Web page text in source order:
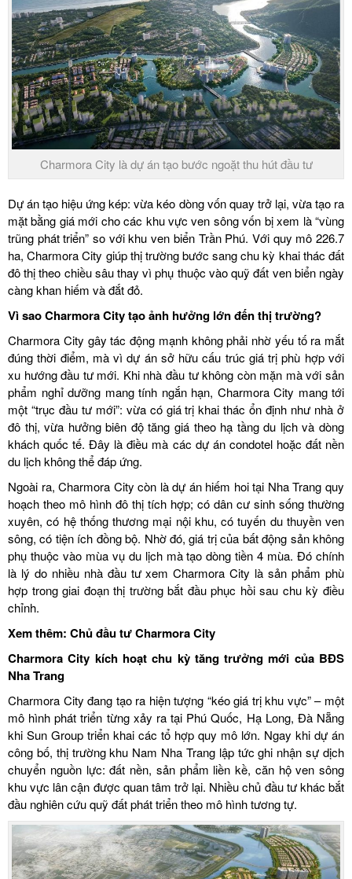
Charmora City là dự án tạo bước ngoặt thu hút đầu tư
Dự án tạo hiệu ứng kép: vừa kéo dòng vốn quay trở lại, vừa tạo ra
mặt bằng giá mới cho các khu vực ven sông vốn bị xem là “vùng
trũng phát triển” so với khu ven biển Trần Phú. Với quy mô 226.7
ha, Charmora City giúp thị trường bước sang chu kỳ khai thác đất
đô thị theo chiều sâu thay vì phụ thuộc vào quỹ đất ven biển ngày
càng khan hiếm và đắt đỏ.
Vì sao Charmora City tạo ảnh hưởng lớn đến thị trường?
Charmora City gây tác động mạnh không phải nhờ yếu tố ra mắt
đúng thời điểm, mà vì dự án sở hữu cấu trúc giá trị phù hợp với
xu hướng đầu tư mới. Khi nhà đầu tư không còn mặn mà với sản
phẩm nghỉ dưỡng mang tính ngắn hạn, Charmora City mang tới
một “trục đầu tư mới”: vừa có giá trị khai thác ổn định như nhà ở
đô thị, vừa hưởng biên độ tăng giá theo hạ tầng du lịch và dòng
khách quốc tế. Đây là điều mà các dự án condotel hoặc đất nền
du lịch không thể đáp ứng.
Ngoài ra, Charmora City còn là dự án hiếm hoi tại Nha Trang quy
hoạch theo mô hình đô thị tích hợp; có dân cư sinh sống thường
xuyên, có hệ thống thương mại nội khu, có tuyến du thuyền ven
sông, có tiện ích đồng bộ. Nhờ đó, giá trị của bất động sản không
phụ thuộc vào mùa vụ du lịch mà tạo dòng tiền 4 mùa. Đó chính
là lý do nhiều nhà đầu tư xem Charmora City là sản phẩm phù
hợp trong giai đoạn thị trường bắt đầu phục hồi sau chu kỳ điều
chỉnh.
Xem thêm: Chủ đầu tư Charmora City
Charmora City kích hoạt chu kỳ tăng trưởng mới của BĐS
Nha Trang
Charmora City đang tạo ra hiện tượng “kéo giá trị khu vực” – một
mô hình phát triển từng xảy ra tại Phú Quốc, Hạ Long, Đà Nẵng
khi Sun Group triển khai các tổ hợp quy mô lớn. Ngay khi dự án
công bố, thị trường khu Nam Nha Trang lập tức ghi nhận sự dịch
chuyển nguồn lực: đất nền, sản phẩm liền kề, căn hộ ven sông
khu vực lân cận được quan tâm trở lại. Nhiều chủ đầu tư khác bắt
đầu nghiên cứu quỹ đất phát triển theo mô hình tương tự.